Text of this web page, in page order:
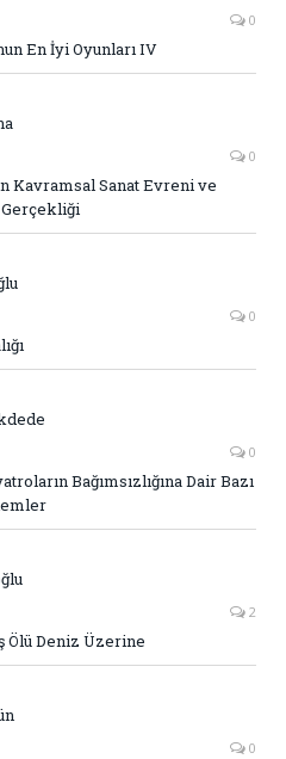
0
En İyi Oyunları IV
0
Kavramsal Sanat Evreni ve
0
0
Bağımsızlığına Dair Bazı
2
Ölü Deniz Üzerine
0